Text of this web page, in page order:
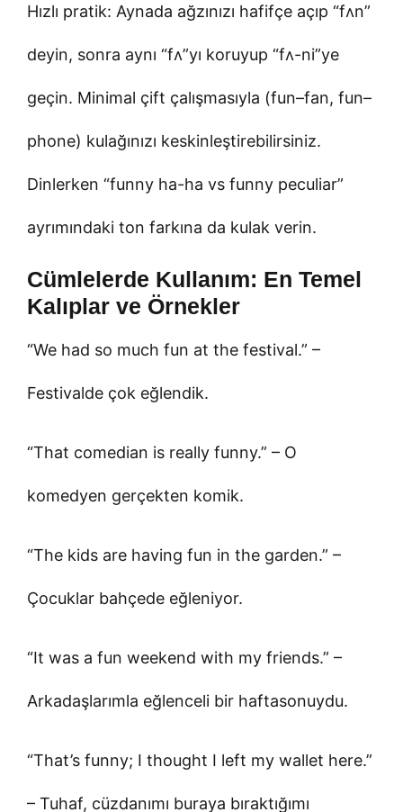
Hızlı pratik: Aynada ağzınızı hafifçe açıp “fʌn”
deyin, sonra aynı “fʌ”yı koruyup “fʌ-ni”ye
geçin. Minimal çift çalışmasıyla (fun–fan, fun–
phone) kulağınızı keskinleştirebilirsiniz.
Dinlerken “funny ha-ha vs funny peculiar”
ayrımındaki ton farkına da kulak verin.
Cümlelerde Kullanım: En Temel
Kalıplar ve Örnekler
“We had so much fun at the festival.” –
Festivalde çok eğlendik.
“That comedian is really funny.” – O
komedyen gerçekten komik.
“The kids are having fun in the garden.” –
Çocuklar bahçede eğleniyor.
“It was a fun weekend with my friends.” –
Arkadaşlarımla eğlenceli bir haftasonuydu.
“That’s funny; I thought I left my wallet here.”
– Tuhaf, cüzdanımı buraya bıraktığımı